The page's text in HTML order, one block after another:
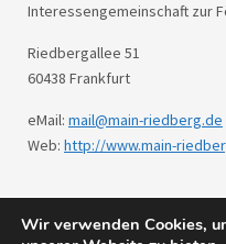
Interessengemeinschaft zur
Riedbergallee 51
60438 Frankfurt
eMail: mail@main-riedberg.de
Web: http://www.main-
© 2026 Main
Wir verwenden Cookies,